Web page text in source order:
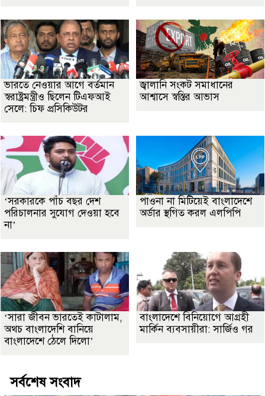
ভারতে নেওয়ার আগে বর্তমান
স্বরাষ্ট্রমন্ত্রীও ছিলেন টিএফআই
সেলে: চিফ প্রসিকিউটর
জ্বালানি সংকট সমাধানের
আশ্বাসে স্বস্তির আভাস
‘সরকারকে পাঁচ বছর দেশ
পরিচালনার সুযোগ দেওয়া হবে
না’
পাওনা না মিটিয়েই বাংলাদেশে
অর্ডার স্থগিত করল এলপিপি
‘সারা জীবন ভারতেই কাটালাম,
অথচ বাংলাদেশি বানিয়ে
বাংলাদেশে ঠেলে দিলো’
বাংলাদেশে বিনিয়োগে আগ্রহী
মার্কিন ব্যবসায়ীরা: সার্জিও গর
সর্বশেষ সংবাদ